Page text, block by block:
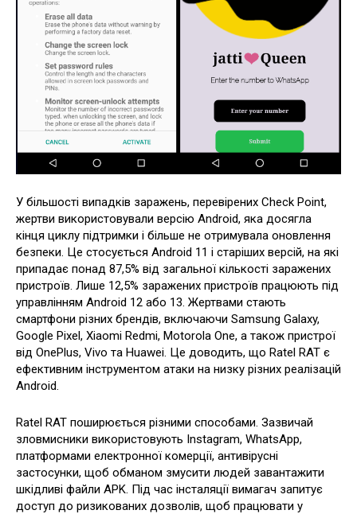
У більшості випадків заражень, перевірених Check Point,
жертви використовували версію Android, яка досягла
кінця циклу підтримки і більше не отримувала оновлення
безпеки. Це стосується Android 11 і старіших версій, на які
припадає понад 87,5% від загальної кількості заражених
пристроїв. Лише 12,5% заражених пристроїв працюють під
управлінням Android 12 або 13. Жертвами стають
смартфони різних брендів, включаючи Samsung Galaxy,
Google Pixel, Xiaomi Redmi, Motorola One, а також пристрої
від OnePlus, Vivo та Huawei. Це доводить, що Ratel RAT є
ефективним інструментом атаки на низку різних реалізацій
Android.
Ratel RAT поширюється різними способами. Зазвичай
зловмисники використовують Instagram, WhatsApp,
платформами електронної комерції, антивірусні
застосунки, щоб обманом змусити людей завантажити
шкідливі файли APK. Під час інсталяції вимагач запитує
доступ до ризикованих дозволів, щоб працювати у